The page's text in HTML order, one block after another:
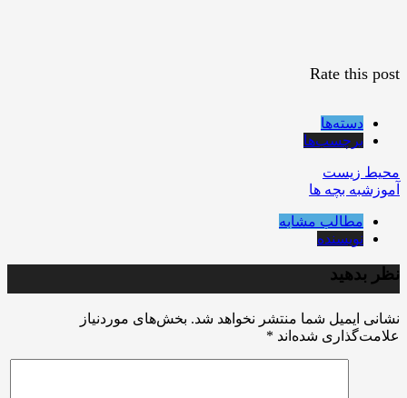
Rate this post
دسته‌ها
برچسب‌ها
محیط زیست
آموزشبه بچه ها
مطالب مشابه
نویسنده
نظر بدهید
نشانی ایمیل شما منتشر نخواهد شد. بخش‌های موردنیاز
علامت‌گذاری شده‌اند *